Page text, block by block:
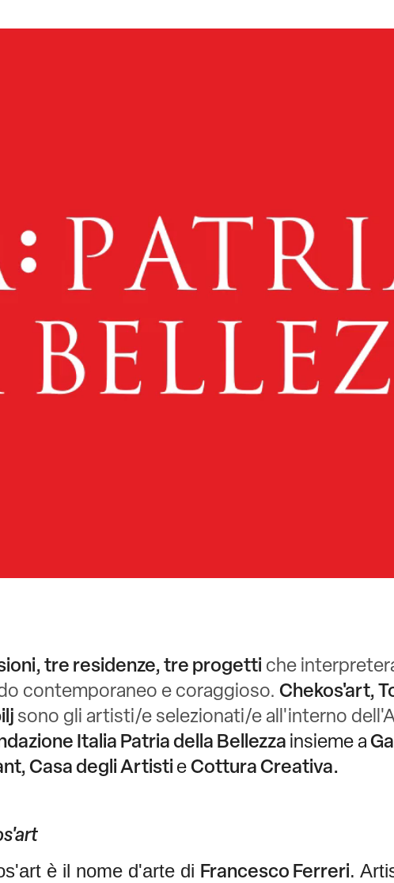
tre residenze, tre progetti che
contemporaneo e coraggioso. Chekos'art,
sono gli artisti/e selezionati/e all'interno
Italia Patria della Bellezza insieme a
Casa degli Artisti e Cottura Creativa.
è il nome d'arte di Francesco Ferreri.